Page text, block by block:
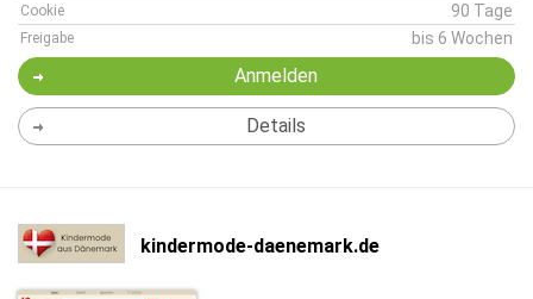
Cookie 90 Tage
Freigabe bis 6 Wochen
Anmelden
Details
kindermode-daenemark.de